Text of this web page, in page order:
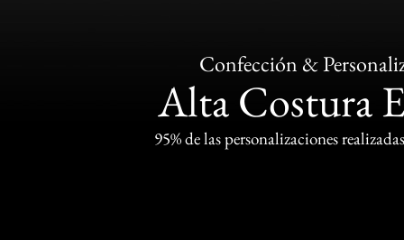
Confección &
Alta Costura
95% de las personalizaciones